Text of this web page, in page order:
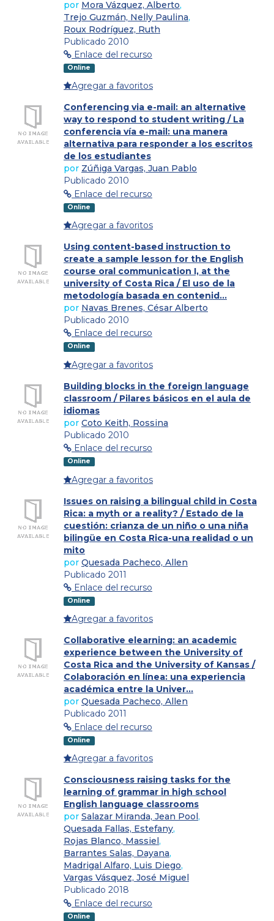
por Mora Vázquez, Alberto,
Trejo Guzmán, Nelly Paulina,
Roux Rodríguez, Ruth
Publicado 2010
Enlace del recurso
Online
Agregar a favoritos
Conferencing via e-mail: an alternative
way to respond to student writing / La
conferencia vía e-mail: una manera
alternativa para responder a los escritos
de los estudiantes
por Zúñiga Vargas, Juan Pablo
Publicado 2010
Enlace del recurso
Online
Agregar a favoritos
Using content-based instruction to
create a sample lesson for the English
course oral communication I, at the
university of Costa Rica / El uso de la
metodología basada en contenid...
por Navas Brenes, César Alberto
Publicado 2010
Enlace del recurso
Online
Agregar a favoritos
Building blocks in the foreign language
classroom / Pilares básicos en el aula de
idiomas
por Coto Keith, Rossina
Publicado 2010
Enlace del recurso
Online
Agregar a favoritos
Issues on raising a bilingual child in Costa
Rica: a myth or a reality? / Estado de la
cuestión: crianza de un niño o una niña
bilingüe en Costa Rica-una realidad o un
mito
por Quesada Pacheco, Allen
Publicado 2011
Enlace del recurso
Online
Agregar a favoritos
Collaborative elearning: an academic
experience between the University of
Costa Rica and the University of Kansas /
Colaboración en línea: una experiencia
académica entre la Univer...
por Quesada Pacheco, Allen
Publicado 2011
Enlace del recurso
Online
Agregar a favoritos
Consciousness raising tasks for the
learning of grammar in high school
English language classrooms
por Salazar Miranda, Jean Pool,
Quesada Fallas, Estefany,
Rojas Blanco, Massiel,
Barrantes Salas, Dayana,
Madrigal Alfaro, Luis Diego,
Vargas Vásquez, José Miguel
Publicado 2018
Enlace del recurso
Online